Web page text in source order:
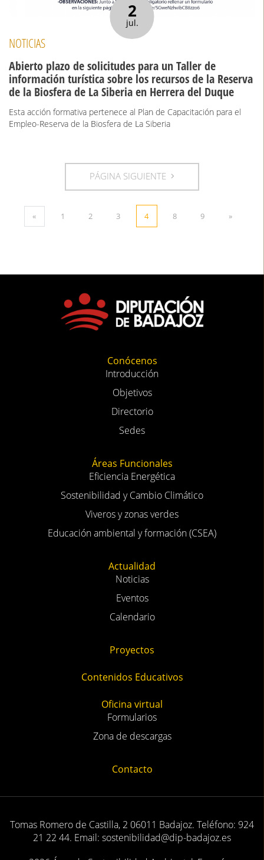
2
jul.
NOTICIAS
Abierto plazo de solicitudes para un Taller de
información turística sobre los recursos de la Reserva
de la Biosfera de La Siberia en Herrera del Duque
Esta acción formativa pertenece al Plan de Capacitación para el
Empleo-Reserva de la Biosfera de La Siberia
PÁGINA SIGUIENTE
« 1 2 3 4 8 9 »
Conócenos
Introducción
Objetivos
Directorio
Sedes
Áreas Funcionales
Eficiencia Energética
Sostenibilidad y Cambio Climático
Viveros y zonas verdes
Educación ambiental y formación (CSEA)
Actualidad
Noticias
Eventos
Calendario
Proyectos
Contenidos Educativos
Oficina virtual
Formularios
Zona de descargas
Contacto
Tomas Romero de Castilla, 2 06011 Badajoz. Teléfono: 924
21 22 44. Email: sostenibilidad@dip-badajoz.es